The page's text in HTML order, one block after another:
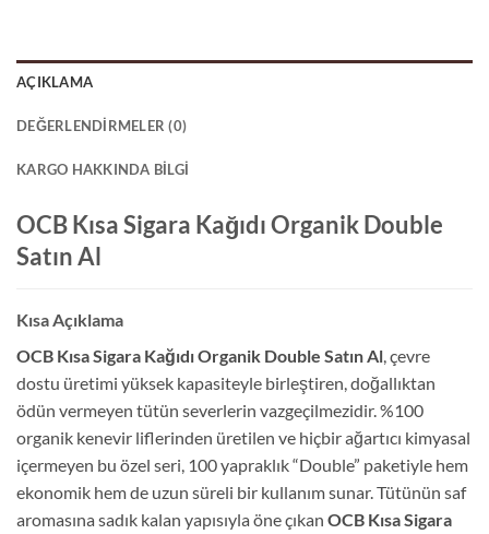
AÇIKLAMA
DEĞERLENDIRMELER (0)
KARGO HAKKINDA BILGI
OCB Kısa Sigara Kağıdı Organik Double
Satın Al
Kısa Açıklama
OCB Kısa Sigara Kağıdı Organik Double Satın Al , çevre
dostu üretimi yüksek kapasiteyle birleştiren, doğallıktan
ödün vermeyen tütün severlerin vazgeçilmezidir. %100
organik kenevir liflerinden üretilen ve hiçbir ağartıcı kimyasal
içermeyen bu özel seri, 100 yapraklık “Double” paketiyle hem
ekonomik hem de uzun süreli bir kullanım sunar. Tütünün saf
aromasına sadık kalan yapısıyla öne çıkan OCB Kısa Sigara